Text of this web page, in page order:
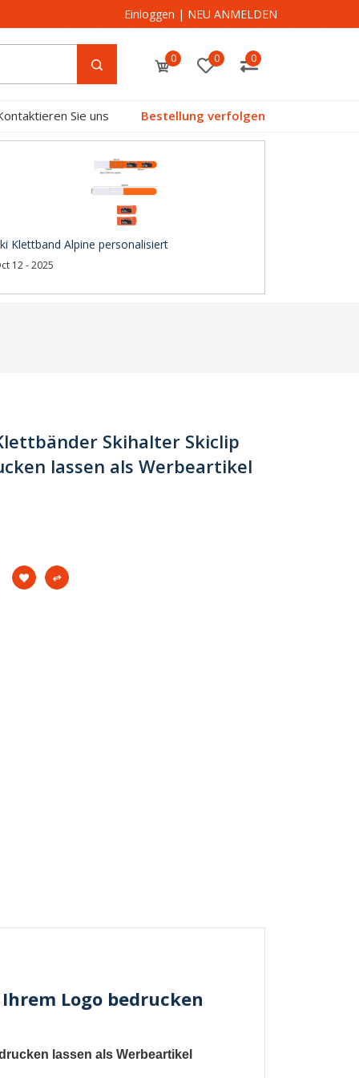
Einloggen | NEU ANMELDEN
0 0 0
Sie uns Bestellung verfolgen
Klettband Alpine personalisiert
12 - 2025
Skihalter Skiclip
lassen als Werbeartikel
Logo bedrucken
lassen als Werbeartikel